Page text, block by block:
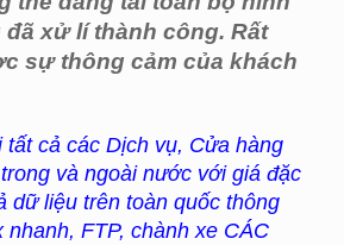
xử lí thành công. Rất
sự thông cảm của khách
cả các Dịch vụ, Cửa hàng
và ngoài nước với giá đặc
dữ liệu trên toàn quốc thông
nhanh, FTP, chành xe CÁC